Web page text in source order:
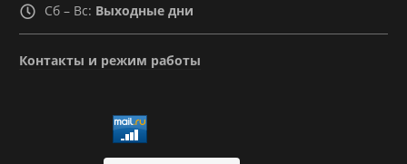
Сб – Вс: Выходные дни
Контакты и режим работы